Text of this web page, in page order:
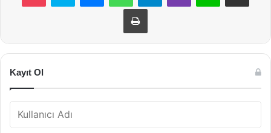
Yazdır
Kayıt Ol